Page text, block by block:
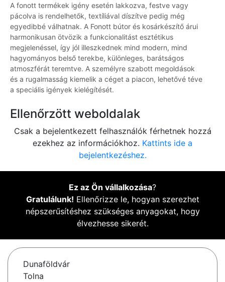
A fonott termékek igény esetén lakkozva, festve vagy
pácolva is rendelhetők, textíliával díszítve pedig még
egyedibbé válhatnak. A Fonott bútor és kosárkészítő árui
harmonikusan ötvözik a funkcionalitást esztétikus
megjelenéssel, így jól illeszkednek mind modern, mind
hagyományos belső terekbe, különleges, barátságos
atmoszférát teremtve. A személyre szabott megoldások
és a rugalmasság kiemelik a céget a piacon, lehetővé téve
a speciális igények kielégítését.
Ellenőrzött weboldalak
Csak a bejelentkezett felhasználók férhetnek hozzá
ezekhez az információkhoz. Kattints ide a
bejelentkezéshez.
Ez az Ön vállalkozása?
Gratulálunk! Ellenőrizze le, hogyan szerezhet
népszerűsítéshez szükséges anyagokat, hogy
élvezhesse sikerét.
Dunaföldvár
Tolna